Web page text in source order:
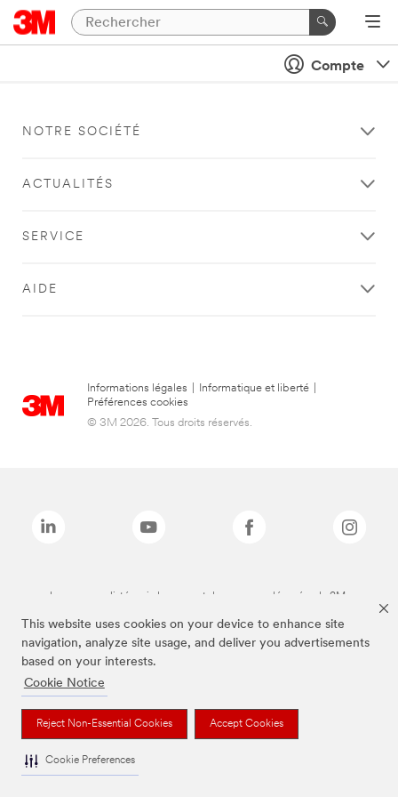
This website uses cookies on your device to enhance site
navigation, analyze site usage, and deliver you advertisements
based on your interests.
Cookie Notice
Reject Non-Essential Cookies Accept Cookies
Cookie Preferences
Compte
NOTRE SOCIÉTÉ
ACTUALITÉS
SERVICE
AIDE
Informations légales Informatique et liberté
Préférences cookies
© 3M 2026. Tous droits réservés.
Les marques listées ci-dessus sont des marques déposées de 3M.